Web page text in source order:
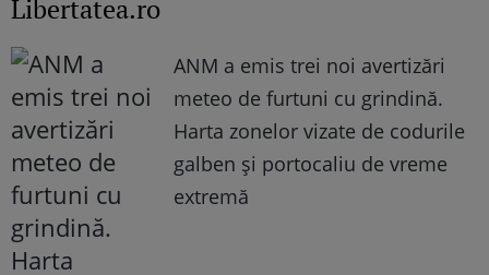
Libertatea.ro
ANM a emis trei noi avertizări
meteo de furtuni cu grindină.
Harta zonelor vizate de codurile
galben și portocaliu de vreme
extremă